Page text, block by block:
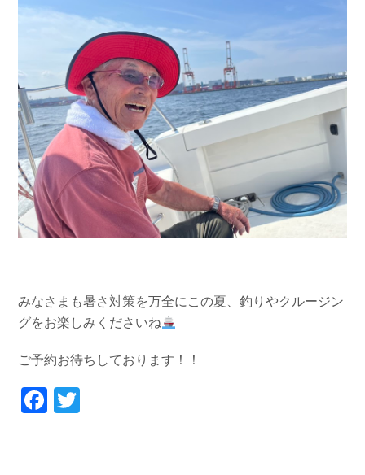
みなさまも暑さ対策を万全にこの夏、釣りやクルージン
グをお楽しみくださいね
ご予約お待ちしております！！
Facebook